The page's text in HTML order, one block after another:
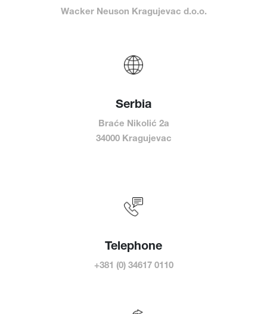
Wacker Neuson Kragujevac d.o.o.
Serbia
Braće Nikolić 2a
34000 Kragujevac
Telephone
+381 (0) 34617 0110